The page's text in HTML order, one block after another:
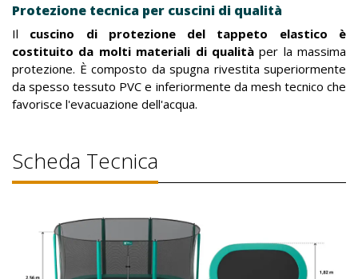
Protezione tecnica per cuscini di qualità
Il cuscino di protezione del tappeto elastico è
costituito da molti materiali di qualitàper la massima
protezione. È composto da spugna rivestita superiormente
da spesso tessuto PVC e inferiormente da mesh tecnico che
favorisce l'evacuazione dell'acqua.
Scheda Tecnica